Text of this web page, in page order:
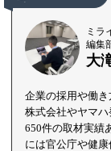
ミラ
編集
大
企業の採用や働
株式会社やヤマ
650件の取材実績
には官公庁や健